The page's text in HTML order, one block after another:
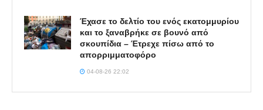
Έχασε το δελτίο του ενός εκατομμυρίου
και το ξαναβρήκε σε βουνό από
σκουπίδια – Έτρεχε πίσω από το
απορριμματοφόρο
04-08-26 22:02